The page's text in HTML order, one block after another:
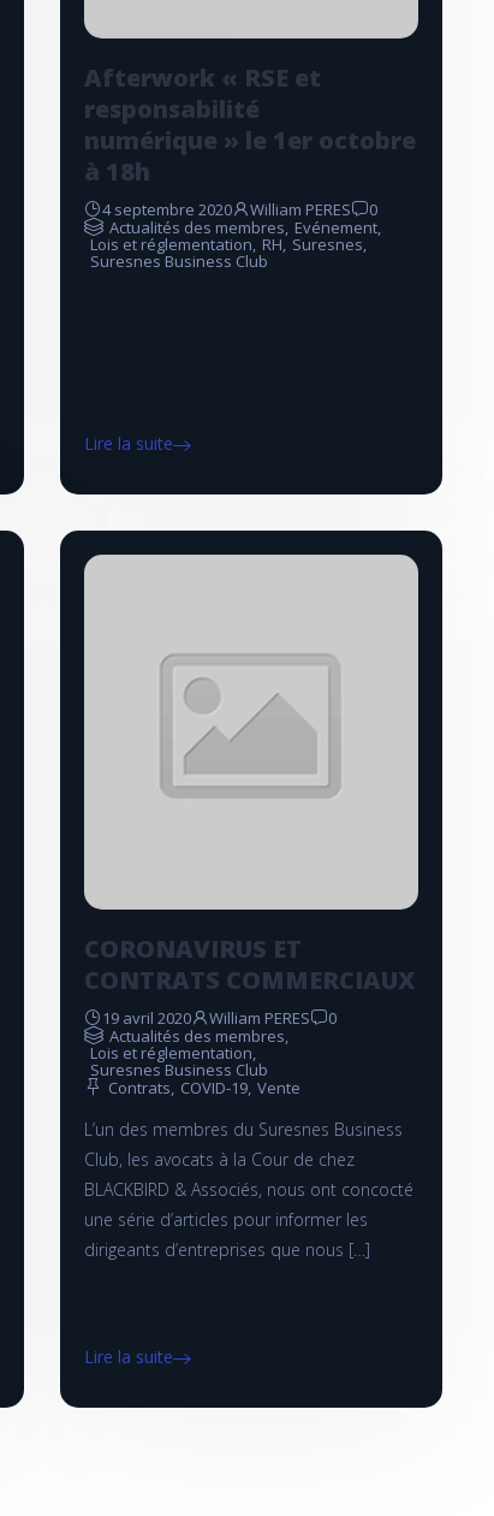
Afterwork « RSE et
responsabilité
numérique » le 1er octobre
à 18h
4 septembre 2020 William PERES
0
Actualités des membres Evénement
Lois et réglementation, RH, Suresnes,
Suresnes Business Club
Lire la suite
CORONAVIRUS ET
CONTRATS COMMERCIAUX
19 avril 2020 William PERES
0
Actualités des membres
Lois et réglementation,
Suresnes Business Club
Contrats COVID-19 Vente
L’un des membres du Suresnes Business
Club, les avocats à la Cour de chez
BLACKBIRD & Associés, nous ont concocté
une série d’articles pour informer les
dirigeants d’entreprises que nous […]
Lire la suite